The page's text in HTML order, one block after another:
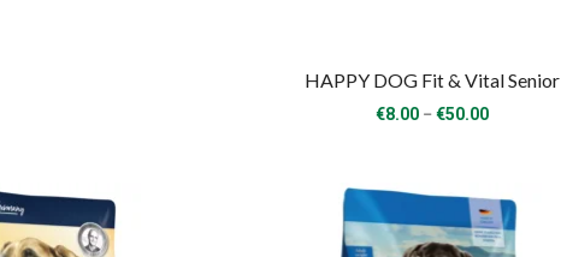
HAPPY DOG Fit & Vital Senior
€8.00 – €50.00Price
€50.00